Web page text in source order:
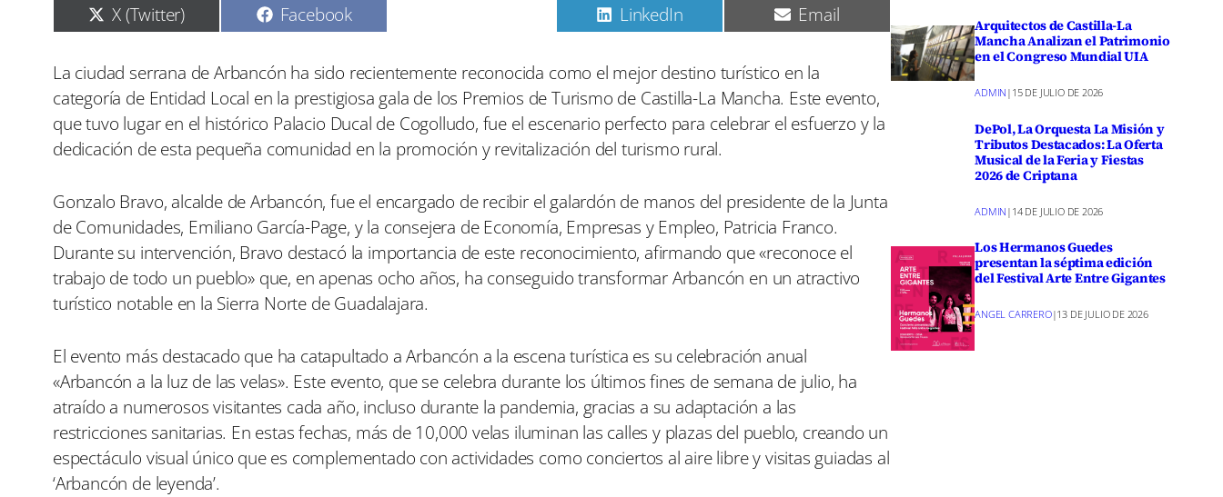
C
o
p
a
r
t
i
r
X (Twitter) C
o
p
a
r
t
r
Facebook
p
a
r
t
i
r
C
o
p
a
r
t
i
r
LinkedIn C
o
p
a
r
t
i
Email
La ciudad serrana de Arbancón ha sido recientemente reconocida como el mejor destino turístico en la
categoría de Entidad Local en la prestigiosa gala de los Premios de Turismo de Castilla-La Mancha. Este evento,
que tuvo lugar en el histórico Palacio Ducal de Cogolludo, fue el escenario perfecto para celebrar el esfuerzo y la
dedicación de esta pequeña comunidad en la promoción y revitalización del turismo rural.
Gonzalo Bravo, alcalde de Arbancón, fue el encargado de recibir el galardón de manos del presidente de la Junta
de Comunidades, Emiliano García-Page, y la consejera de Economía, Empresas y Empleo, Patricia Franco.
Durante su intervención, Bravo destacó la importancia de este reconocimiento, afirmando que «reconoce el
trabajo de todo un pueblo» que, en apenas ocho años, ha conseguido transformar Arbancón en un atractivo
turístico notable en la Sierra Norte de Guadalajara.
El evento más destacado que ha catapultado a Arbancón a la escena turística es su celebración anual
«Arbancón a la luz de las velas». Este evento, que se celebra durante los últimos fines de semana de julio, ha
atraído a numerosos visitantes cada año, incluso durante la pandemia, gracias a su adaptación a las
restricciones sanitarias. En estas fechas, más de 10,000 velas iluminan las calles y plazas del pueblo, creando un
espectáculo visual único que es complementado con actividades como conciertos al aire libre y visitas guiadas al
‘Arbancón de leyenda’.
Arquitectos de Castilla-La
Mancha Analizan el Patrimonio
en el Congreso Mundial UIA
ADMIN | 15 DE JULIO DE 2026
DePol, La Orquesta La Misión y
Tributos Destacados: La Oferta
Musical de la Feria y Fiestas
2026 de Criptana
ADMIN | 14 DE JULIO DE 2026
Los Hermanos Guedes
presentan la séptima edición
del Festival Arte Entre Gigantes
ANGEL CARRERO|13 DE JULIO DE 2026